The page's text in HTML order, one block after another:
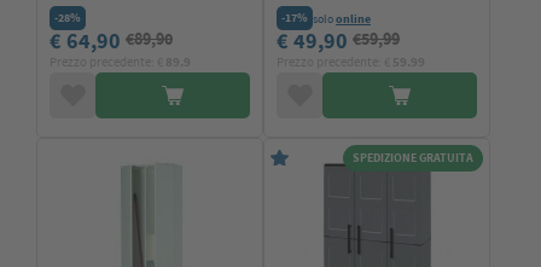
-28%
€ 64,90 €89,90
-17% soloonline
€ 49,90 €59,99
SPEDIZIONE GRATUITA